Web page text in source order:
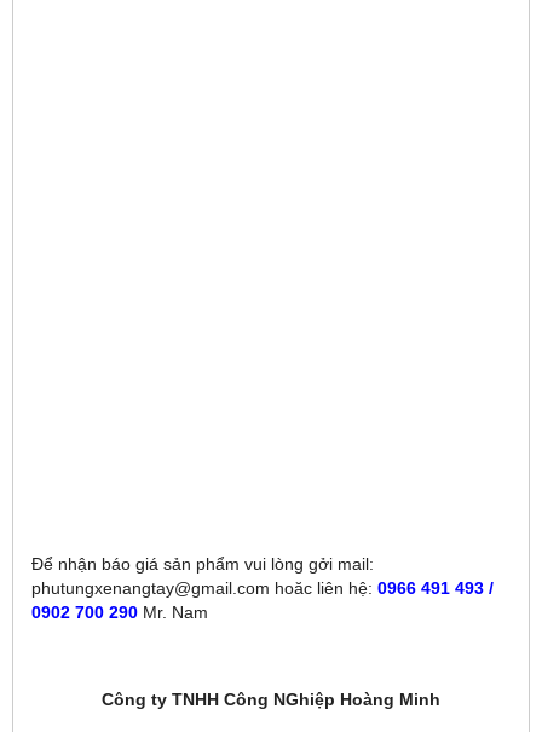
Để nhận báo giá sản phẩm vui lòng gởi mail:
phutungxenangtay@gmail.com hoăc liên hệ: 0966 491 493 /
0902 700 290 Mr. Nam
Công ty TNHH Công NGhiệp Hoàng Minh